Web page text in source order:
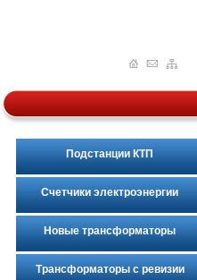
Подстанции КТП
Счетчики электроэнергии
Новые трансформаторы
Трансформаторы с ревизии